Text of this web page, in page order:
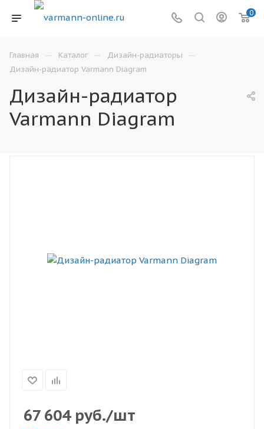
0
Главная — Каталог — Дизайн-радиаторы —
Дизайн-радиатор Varmann Diagram
Дизайн-радиатор
Varmann Diagram
67 604руб./шт